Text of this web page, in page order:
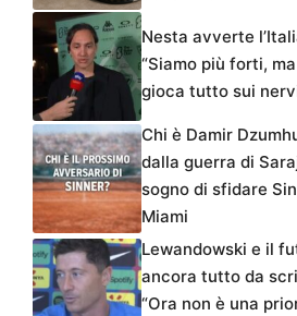
Nesta avverte
“Siamo più forti,
gioca tutto sui
Chi è Damir
dalla guerra di
sogno di sfidare
Miami
Lewandowski e il
ancora tutto da
“Ora non è una